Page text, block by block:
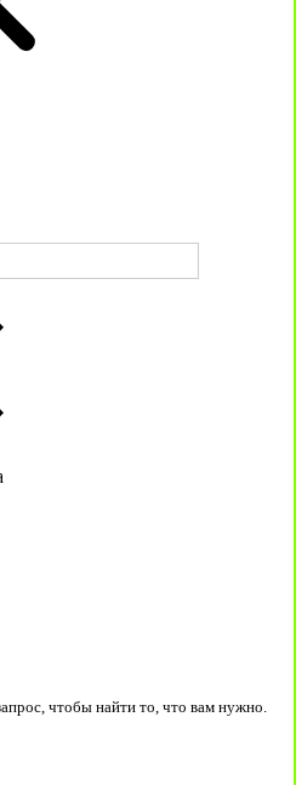
чтобы найти то, что вам нужно.